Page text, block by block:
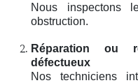
Nous inspectons
obstruction.
Réparation ou
défectueux
Nos techniciens